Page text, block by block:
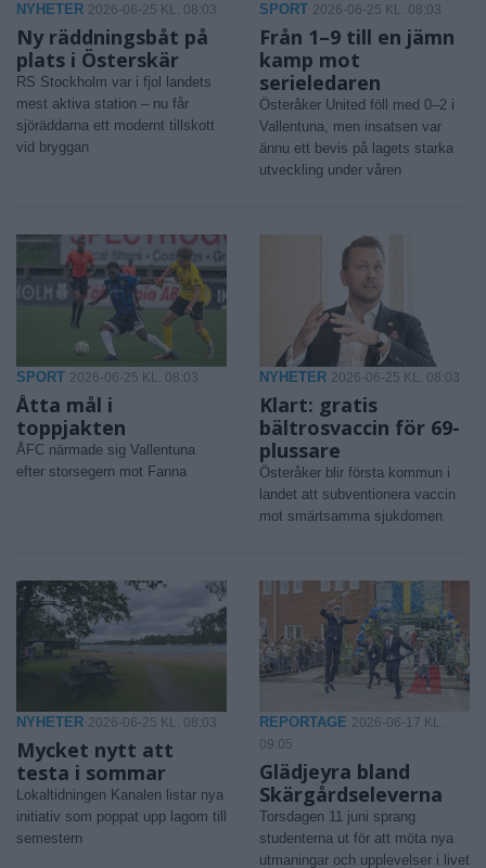
NYHETER 2026-06-25 KL. 08:03
Ny räddningsbåt på
plats i Österskär
RS Stockholm var i fjol landets
mest aktiva station – nu får
sjöräddarna ett modernt tillskott
vid bryggan
SPORT 2026-06-25 KL. 08:03
Från 1–9 till en jämn
kamp mot
serieledaren
Österåker United föll med 0–2 i
Vallentuna, men insatsen var
ännu ett bevis på lagets starka
utveckling under våren
SPORT 2026-06-25 KL. 08:03
Åtta mål i
toppjakten
ÅFC närmade sig Vallentuna
efter storsegern mot Fanna
NYHETER 2026-06-25 KL. 08:03
Klart: gratis
bältrosvaccin för 69-
plussare
Österåker blir första kommun i
landet att subventionera vaccin
mot smärtsamma sjukdomen
NYHETER 2026-06-25 KL. 08:03
Mycket nytt att
testa i sommar
Lokaltidningen Kanalen listar nya
initiativ som poppat upp lagom till
semestern
REPORTAGE 2026-06-17 KL.
09:05
Glädjeyra bland
Skärgårdseleverna
Torsdagen 11 juni sprang
studenterna ut för att möta nya
utmaningar och upplevelser i livet